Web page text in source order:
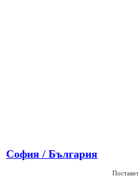
София / България